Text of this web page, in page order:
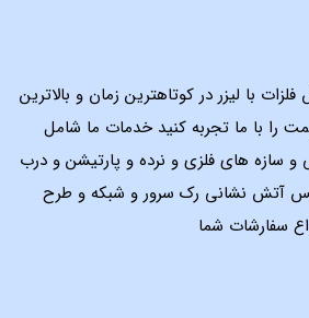
با لیزر در کوتاهترین زمان و بالاترین
را با ما تجربه کنید خدمات ما شامل
سازه های فلزی و نرده و پارتیشن و درب
آتش نشانی رک سرور و شبکه و طرح
سفارشات شما